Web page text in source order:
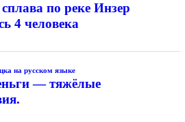
по реке Инзер
4 человека
на русском языке
— тяжёлые